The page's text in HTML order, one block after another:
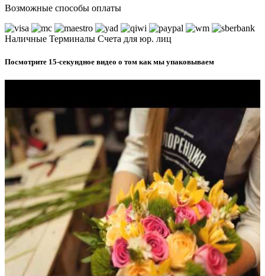
Возможные способы оплаты
Наличные Терминалы Счета для юр. лиц
Посмотрите 15-секундное видео о том как мы упаковываем